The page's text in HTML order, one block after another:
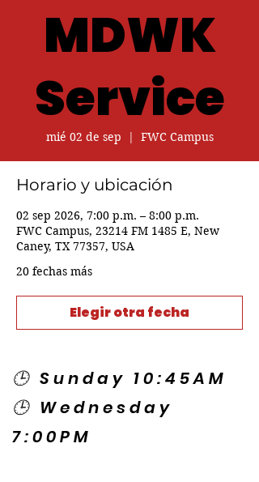
MDWK
Service
mié 02 de sep
  |
FWC Campus
Horario y ubicación
02 sep 2026, 7:00 p.m. – 8:00 p.m.
FWC Campus, 23214 FM 1485 E, New
Caney, TX 77357, USA
20 fechas más
Elegir otra fecha
🕒 Sunday 10:45AM
🕒 Wednesday
7:00PM